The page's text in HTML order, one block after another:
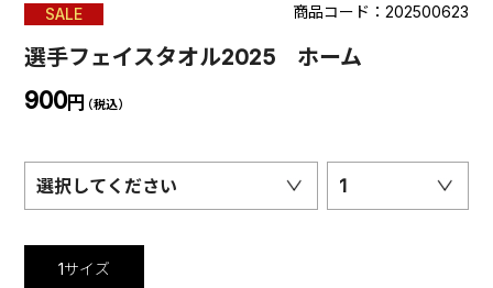
SALE 商品コード：202500623
選手フェイスタオル2025 ホーム
900円 （税込）
選択してください 1
1サイズ